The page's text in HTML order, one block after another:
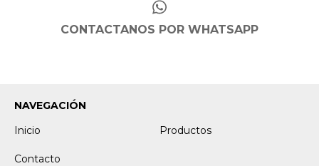
CONTACTANOS POR WHATSAPP
NAVEGACIÓN
Inicio
Productos
Contacto